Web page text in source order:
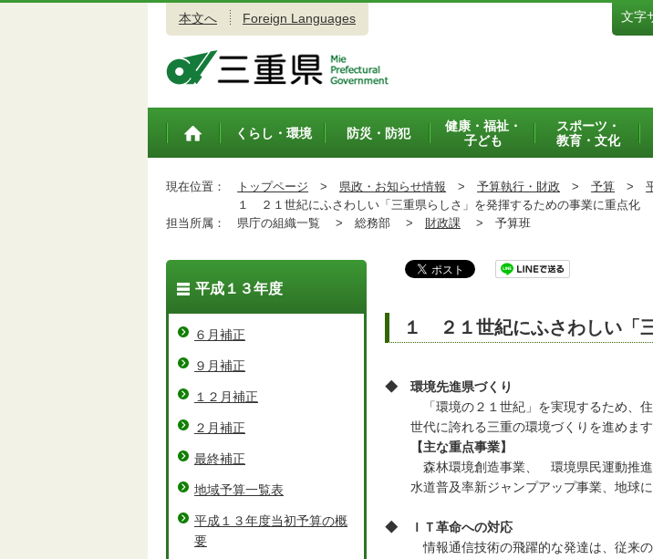
本文へ Foreign Languages 文字
トップペ
くらし・環境 防災・防犯
健康・福祉・
子ども
スポーツ・
教育・文化
現在位置： トップページ > 県政・お知らせ情報 > 予算執行・財政 > 予算 >
１ ２１世紀にふさわしい「三重県らしさ」を発揮するための事業に重点化
担当所属：
県庁の組織一覧 > 総務部 > 財政課 > 予算班
１ ２１世紀にふさわしい「
◆
環境先進県づくり
「環境の２１世紀」を実現するため、
世代に誇れる三重の環境づくりを進めます
【主な重点事業】
森林環境創造事業、 環境県民運動推進
水道普及率新ジャンプアップ事業、地球
◆
ＩＴ革命への対応
情報通信技術の飛躍的な発達は、従来
平成１３年度
６月補正
９月補正
１２月補正
２月補正
最終補正
地域予算一覧表
平成１３年度当初予算の概
要